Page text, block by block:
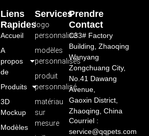
Services
logo
personnalisé
modèles
personnalisés
produit
personnalisé
matériau
sur
mesure
Liens
Rapides
Accueil
A
propos
de
Produits
3D
Mockup
Modèles
Prendre
Contact
C33# Factory
Building, Zhaoqing
Wanyang
Zongchuang City,
No.41 Dawang
Avenue,
Gaoxin District,
Zhaoqing, China
Courriel :
service@qqpets.com